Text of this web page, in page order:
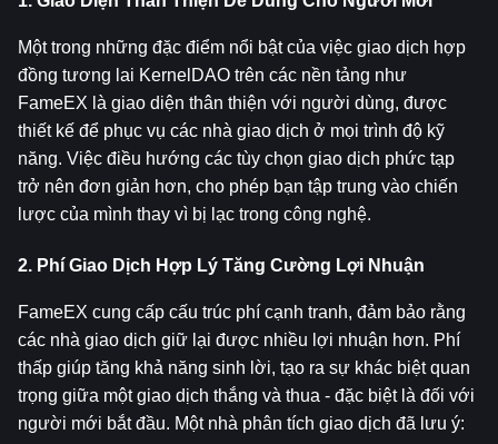
Một trong những đặc điểm nổi bật của việc giao dịch hợp
đồng tương lai KernelDAO trên các nền tảng như
FameEX là giao diện thân thiện với người dùng, được
thiết kế để phục vụ các nhà giao dịch ở mọi trình độ kỹ
năng. Việc điều hướng các tùy chọn giao dịch phức tạp
trở nên đơn giản hơn, cho phép bạn tập trung vào chiến
lược của mình thay vì bị lạc trong công nghệ.
2. Phí Giao Dịch Hợp Lý Tăng Cường Lợi Nhuận
FameEX cung cấp cấu trúc phí cạnh tranh, đảm bảo rằng
các nhà giao dịch giữ lại được nhiều lợi nhuận hơn. Phí
thấp giúp tăng khả năng sinh lời, tạo ra sự khác biệt quan
trọng giữa một giao dịch thắng và thua - đặc biệt là đối với
người mới bắt đầu. Một nhà phân tích giao dịch đã lưu ý: